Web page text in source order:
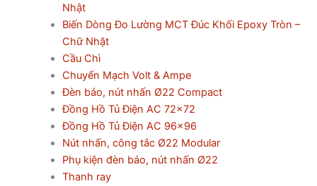
Nhật
Biến Dòng Đo Lường MCT Đúc Khối Epoxy Tròn –
Chữ Nhật
Cầu Chì
Chuyển Mạch Volt & Ampe
Đèn báo, nút nhấn Ø22 Compact
Đồng Hồ Tủ Điện AC 72×72
Đồng Hồ Tủ Điện AC 96×96
Nút nhấn, công tắc Ø22 Modular
Phụ kiện đèn báo, nút nhấn Ø22
Thanh ray